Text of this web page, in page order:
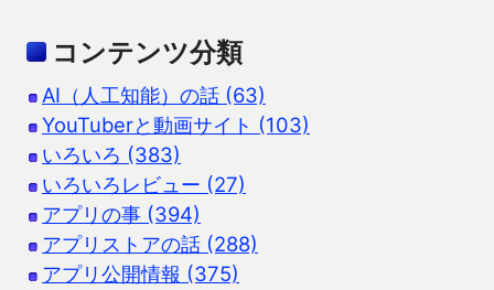
コンテンツ分類
AI（人工知能）の話 (63)
YouTuberと動画サイト (103)
いろいろ (383)
いろいろレビュー (27)
アプリの事 (394)
アプリストアの話 (288)
アプリ公開情報 (375)